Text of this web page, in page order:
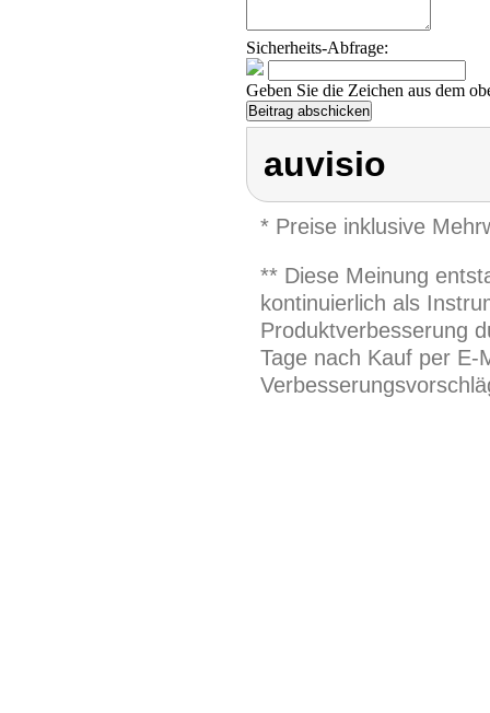
Sicherheits-Abfrage:
Geben Sie die Zeichen aus dem
auvisio
* Preise inklusive
** Diese Meinung
kontinuierlich als
Produktverbesserung
Tage nach Kauf per E-